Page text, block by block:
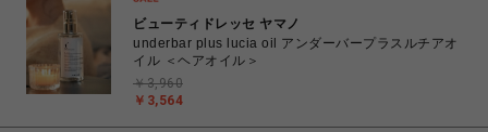
ビューティドレッセ ヤマノ
underbar plus lucia oil アンダーバープラスルチアオ
イル ＜ヘアオイル＞
￥3,564
￥3,960